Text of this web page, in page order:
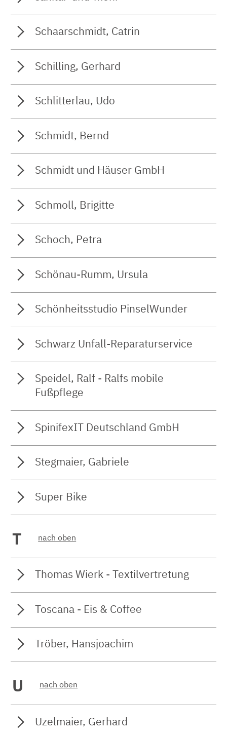
Schaarschmidt, Catrin
Schilling, Gerhard
Schlitterlau, Udo
Schmidt, Bernd
Schmidt und Häuser GmbH
Schmoll, Brigitte
Schoch, Petra
Schönau-Rumm, Ursula
Schönheitsstudio PinselWunder
Schwarz Unfall-Reparaturservice
Speidel, Ralf - Ralfs mobile
Fußpflege
SpinifexIT Deutschland GmbH
Stegmaier, Gabriele
Super Bike
T nach oben
Thomas Wierk - Textilvertretung
Toscana - Eis & Coffee
Tröber, Hansjoachim
U nach oben
Uzelmaier, Gerhard